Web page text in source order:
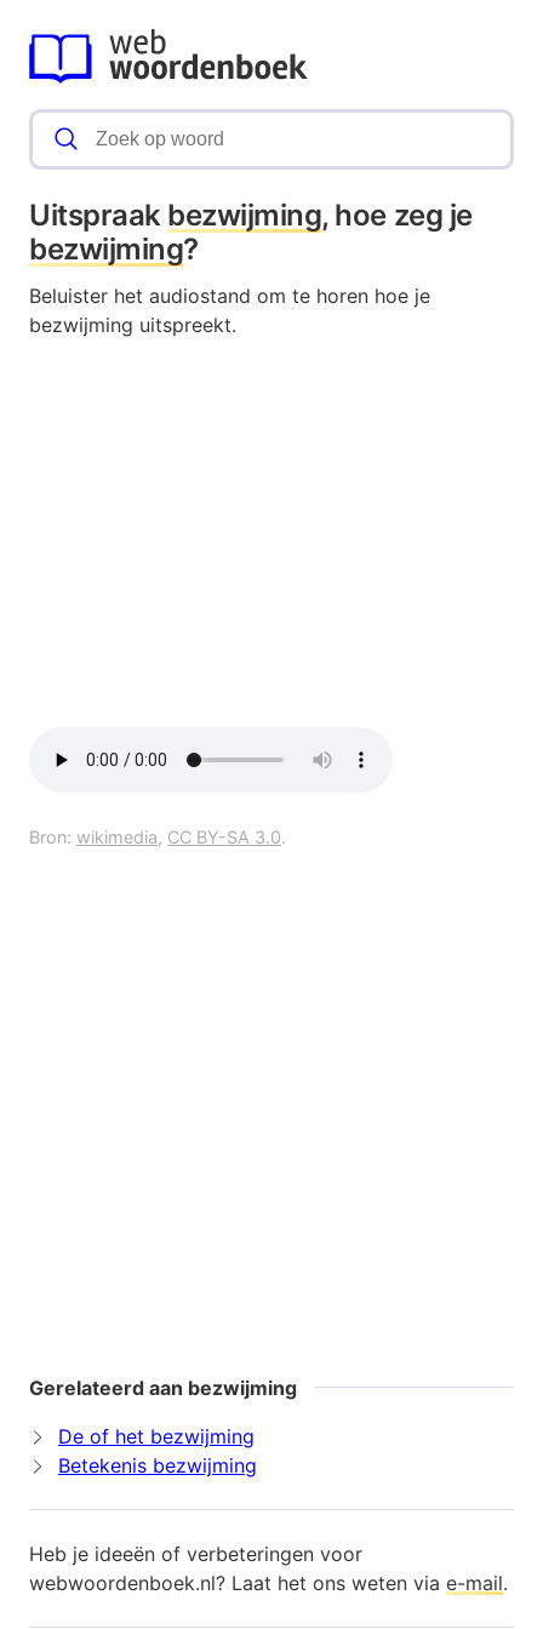
Uitspraak bezwijming, hoe zeg je
bezwijming?
Beluister het audiostand om te horen hoe je
bezwijming uitspreekt.
Bron: wikimedia, CC BY-SA 3.0.
Gerelateerd aan bezwijming
De of het bezwijming
Betekenis bezwijming
Heb je ideeën of verbeteringen voor
webwoordenboek.nl? Laat het ons weten via e-mail.